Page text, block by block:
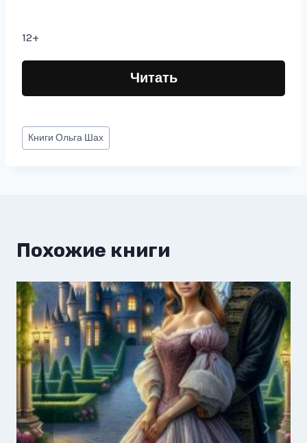
12+
Читать
Метки
записи:
КнигиОльга Шах
Похожие книги